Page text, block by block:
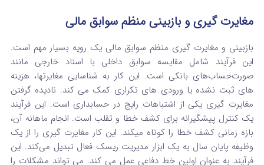
مغایرت گیری و بازبینی منظم سوابق مالی
بازبینی و مغایرت گیری منظم سوابق مالی یک رویه بسیار مهم است.
این فرآیند شامل مقایسه سوابق داخلی با اسناد خارجی مانند
صورت‌حساب‌های بانکی است. این کار به شناسایی مغایرتها، هزینه‌
های ثبت‌ نشده یا ورودی‌ های تکراری کمک می‌ کند. نادیده گرفتن
مغایرت‌ گیری یکی از اشتباهات رایج در حسابداری است. این فرآیند
یک کنترل پیشگیرانه برای کشف خطا و تقلب است. انجام ماهانه آن،
بازه زمانی کشف خطا را کوتاه میکند. این کار مغایرت‌ گیری را از یک
وظیفه پایان سال به یک ابزار مدیریت ریسک فعال تبدیل می‌کند. این
فرآیند به عنوان اولین خط دفاعی عمل می‌ کند. می‌ تواند مشکلات را